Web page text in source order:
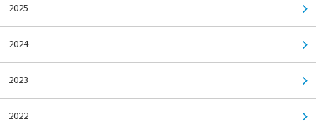
2025
2024
2023
2022